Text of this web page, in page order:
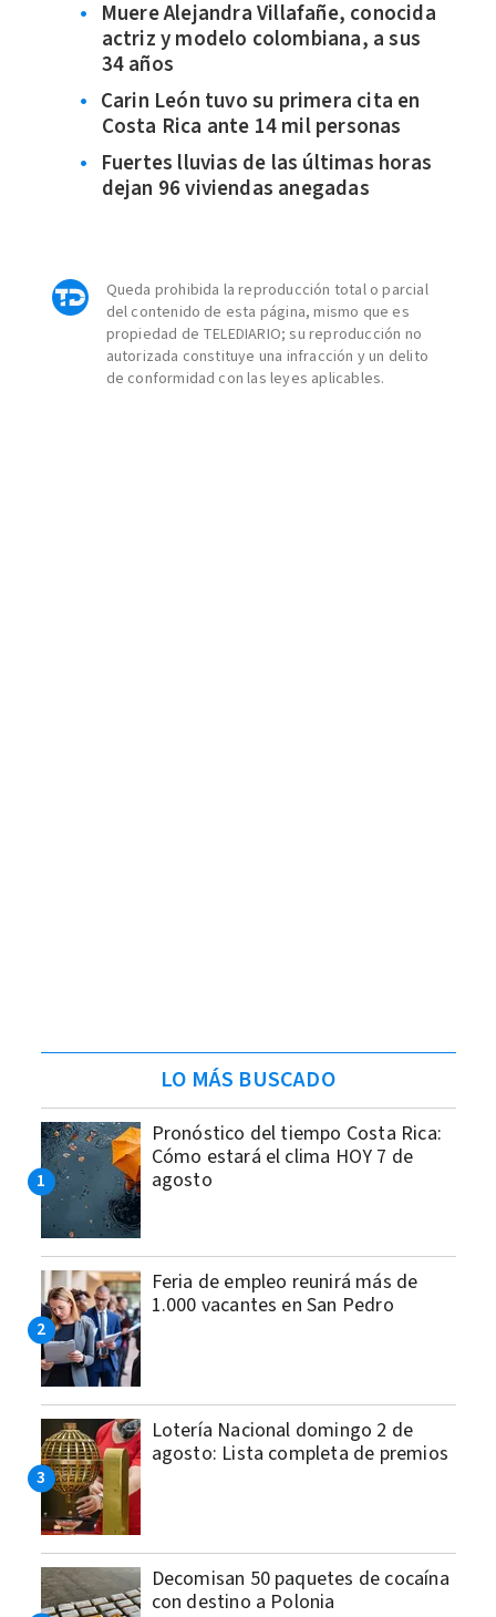
Muere Alejandra Villafañe, conocida
actriz y modelo colombiana, a sus
34 años
Carin León tuvo su primera cita en
Costa Rica ante 14 mil personas
Fuertes lluvias de las últimas horas
dejan 96 viviendas anegadas
Queda prohibida la reproducción total o parcial
del contenido de esta página, mismo que es
propiedad de TELEDIARIO; su reproducción no
autorizada constituye una infracción y un delito
de conformidad con las leyes aplicables.
LO MÁS BUSCADO
Pronóstico del tiempo Costa Rica:
Cómo estará el clima HOY 7 de
agosto
Feria de empleo reunirá más de
1.000 vacantes en San Pedro
Lotería Nacional domingo 2 de
agosto: Lista completa de premios
Decomisan 50 paquetes de cocaína
con destino a Polonia